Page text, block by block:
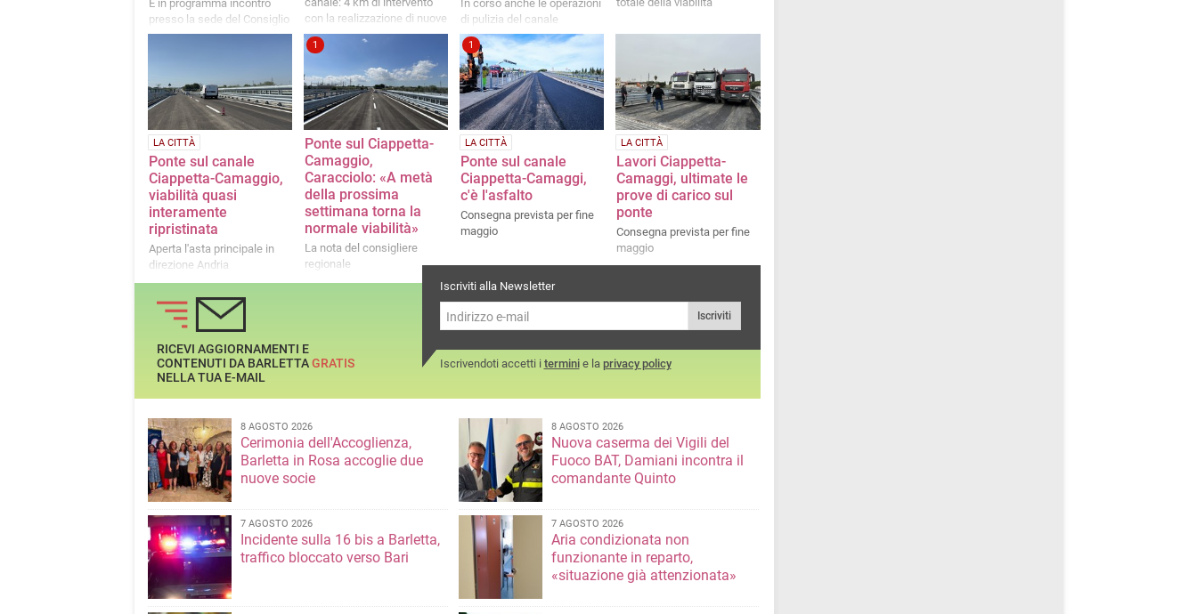
È in programma incontro
presso la sede del Consiglio
Regionale
con la realizzazione di nuove
aree a verde
In corso anche le operazioni
di pulizia del canale
LA CITTÀ
Ponte sul canale
Ciappetta-Camaggio,
viabilità quasi
interamente
ripristinata
Aperta l'asta principale in
direzione Andria
1
Ponte sul Ciappetta-
Camaggio,
Caracciolo: «A metà
della prossima
settimana torna la
normale viabilità»
La nota del consigliere
regionale
1
LA CITTÀ
Ponte sul canale
Ciappetta-Camaggi,
c'è l'asfalto
Consegna prevista per fine
maggio
LA CITTÀ
Lavori Ciappetta-
Camaggi, ultimate le
prove di carico sul
ponte
Consegna prevista per fine
maggio
Iscriviti alla Newsletter
Iscriviti
Iscrivendoti accetti i terminie la privacy policy
RICEVI AGGIORNAMENTI E
CONTENUTI DA BARLETTAGRATIS
NELLA TUA E-MAIL
8 AGOSTO 2026
Cerimonia dell'Accoglienza,
Barletta in Rosa accoglie due
nuove socie
8 AGOSTO 2026
Nuova caserma dei Vigili del
Fuoco BAT, Damiani incontra il
comandante Quinto
7 AGOSTO 2026
Incidente sulla 16 bis a Barletta,
traffico bloccato verso Bari
7 AGOSTO 2026
Aria condizionata non
funzionante in reparto,
«situazione già attenzionata»